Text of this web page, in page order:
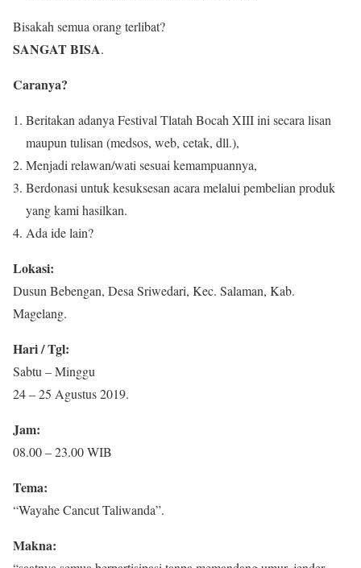
Bisakah semua orang terlibat?
SANGAT BISA.
Caranya?
Beritakan adanya Festival Tlatah Bocah XIII ini secara lisan
maupun tulisan (medsos, web, cetak, dll.),
Menjadi relawan/wati sesuai kemampuannya,
Berdonasi untuk kesuksesan acara melalui pembelian produk
yang kami hasilkan.
Ada ide lain?
Lokasi:
Dusun Bebengan, Desa Sriwedari, Kec. Salaman, Kab.
Magelang.
Hari / Tgl:
Sabtu – Minggu
24 – 25 Agustus 2019.
Jam:
08.00 – 23.00 WIB
Tema:
“Wayahe Cancut Taliwanda”.
Makna: